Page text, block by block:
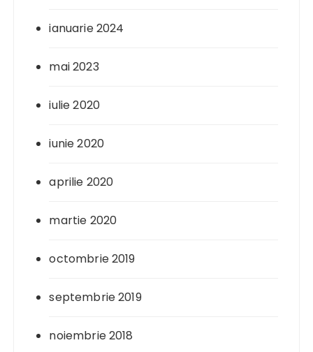
ianuarie 2024
mai 2023
iulie 2020
iunie 2020
aprilie 2020
martie 2020
octombrie 2019
septembrie 2019
noiembrie 2018